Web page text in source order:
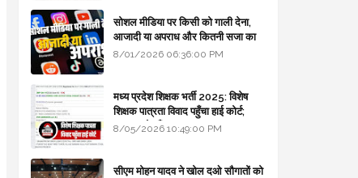
सोशल मीडिया पर किसी को गाली देना,
आजादी या अपराध और कितनी सजा का
प्रावधान - free legal advice
8/01/2026 06:36:00 PM
मध्य प्रदेश शिक्षक भर्ती 2025: विशेष
शिक्षक पात्रता विवाद पहुँचा हाई कोर्ट;
सरकार से माँगा जवाब
8/05/2026 10:49:00 PM
सीएम मोहन यादव ने खोल दओ सौगातों को